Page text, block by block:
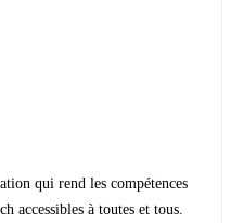
qui rend les compétences
accessibles à toutes et tous.